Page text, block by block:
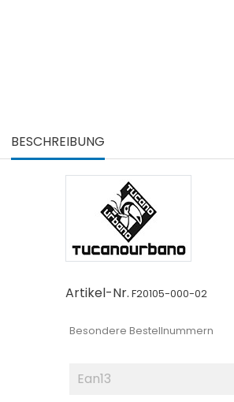
BESCHREIBUNG
Artikel-Nr. F20105-000-02
Besondere Bestellnummern
Ean13